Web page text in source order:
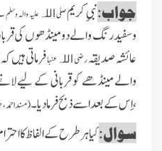
جواب:نبیِ کریمصلیاللہ علیہ والہ وسلم
وسفید رنگ والےدو مینڈھوں کی
عائشہ صدیقہرضیاللہ عنہافرماتی ہیں
والے مینڈھے کو قربانی کے لیےلانے
،اِس کے بعد اسے ذبح فرمادیا۔(مسند
سوال:کیا ہرطرح کے الفاظ کا